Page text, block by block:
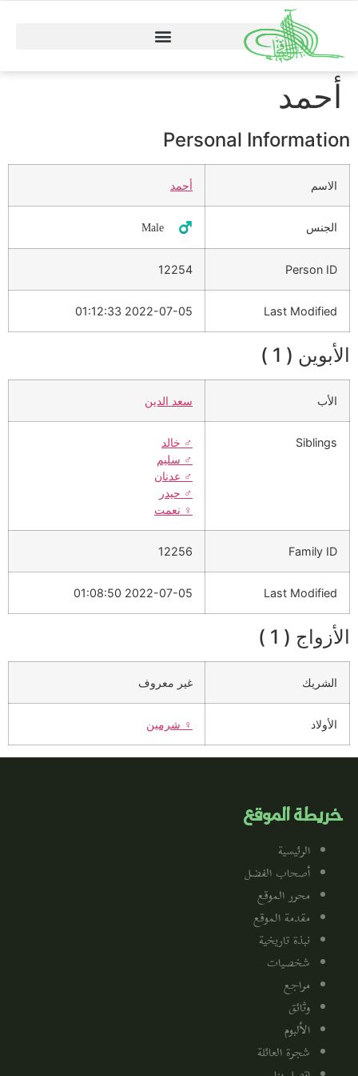
أحمد
Personal Information
الاسم أحمد
الجنس ♂️ Male
Person ID
12254
Last Modified
2022-07-05 01:12:33
الأبوين ( 1 )
الأب سعد الدين
Siblings
♂️ خالد
♂️ سليم
♂️ عدنان
♂️ حيدر
♀️ نعمت
Family ID
12256
Last Modified
2022-07-05 01:08:50
الأزواج ( 1 )
الشريك غير معروف
الأولاد ♀️ شرمين
خريطة الموقع
الرئيسية
أصحاب الفضل
محرر الموقع
مقدمة الموقع
نبذة تاريخية
شخصيات
مراجع
وثائق
الألبوم
شجرة العائلة